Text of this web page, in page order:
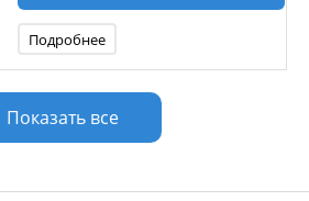
Подробнее
Показать все